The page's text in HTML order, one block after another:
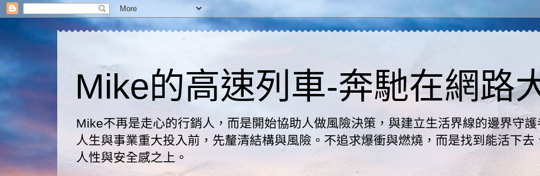
Mike的高速列車-奔馳在網路
Mike不再是走心的行銷人，而是開始協助人做風險決策，與建立生活界線的邊界守
人生與事業重大投入前，先釐清結構與風險。不追求爆衝與燃燒，而是找到能活下去
人性與安全感之上。